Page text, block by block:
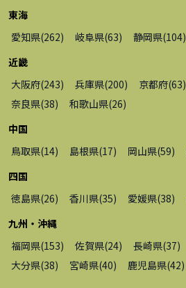
東海
愛知県(262) 岐阜県(63) 静岡県(104)
近畿
大阪府(243) 兵庫県(200) 京都府(63)
奈良県(38) 和歌山県(26)
中国
鳥取県(14) 島根県(17) 岡山県(59)
四国
徳島県(26) 香川県(35) 愛媛県(38)
九州・沖縄
福岡県(153) 佐賀県(24) 長崎県(37)
大分県(38) 宮崎県(40) 鹿児島県(42)